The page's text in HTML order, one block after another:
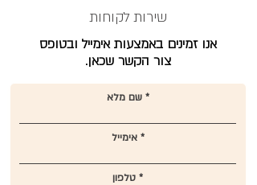
שירות לקוחות
אנו זמינים באמצעות אימייל ובטופס
צור הקשר שכאן.
שם מלא
אימייל
טלפון